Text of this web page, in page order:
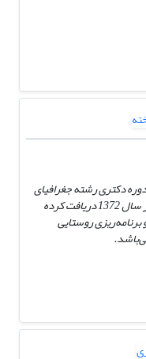
از شهر گیلان، دوره دکتری رشته جغرافیای
انسانی خود را از دانشگاه آزاد اسلامی تهران در سال 1372 دریافت کرده
روستایی